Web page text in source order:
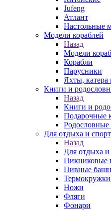
Jufeng
Атлант
Настольные
Модели кораблей
Назад
Модели
Корабли
Парусники
Яхты, катера
Книги и
Назад
Книги и
Подарочные
Родословные
Для отдыха и
Назад
Для отдыха и
Пикниковые
Пивные
Ножи
Фляги
Фонари